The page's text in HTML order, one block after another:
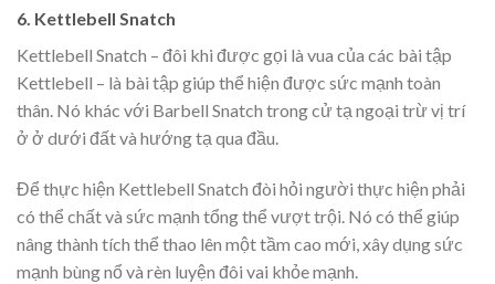
6. Kettlebell Snatch
Kettlebell Snatch – đôi khi được gọi là vua của các bài tập
Kettlebell – là bài tập giúp thể hiện được sức mạnh toàn
thân. Nó khác với Barbell Snatch trong cử tạ ngoại trừ vị trí
ở ở dưới đất và hướng tạ qua đầu.
Để thực hiện Kettlebell Snatch đòi hỏi người thực hiện phải
có thể chất và sức mạnh tổng thể vượt trội. Nó có thể giúp
nâng thành tích thể thao lên một tầm cao mới, xây dụng sức
mạnh bùng nổ và rèn luyện đôi vai khỏe mạnh.